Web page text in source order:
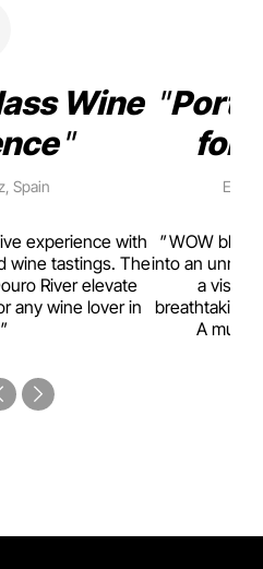
Wine
Spain
experience with
wine tastings. The
River elevate
any wine lover in
for
WOW
into an
a visual
breathtaking
A must-